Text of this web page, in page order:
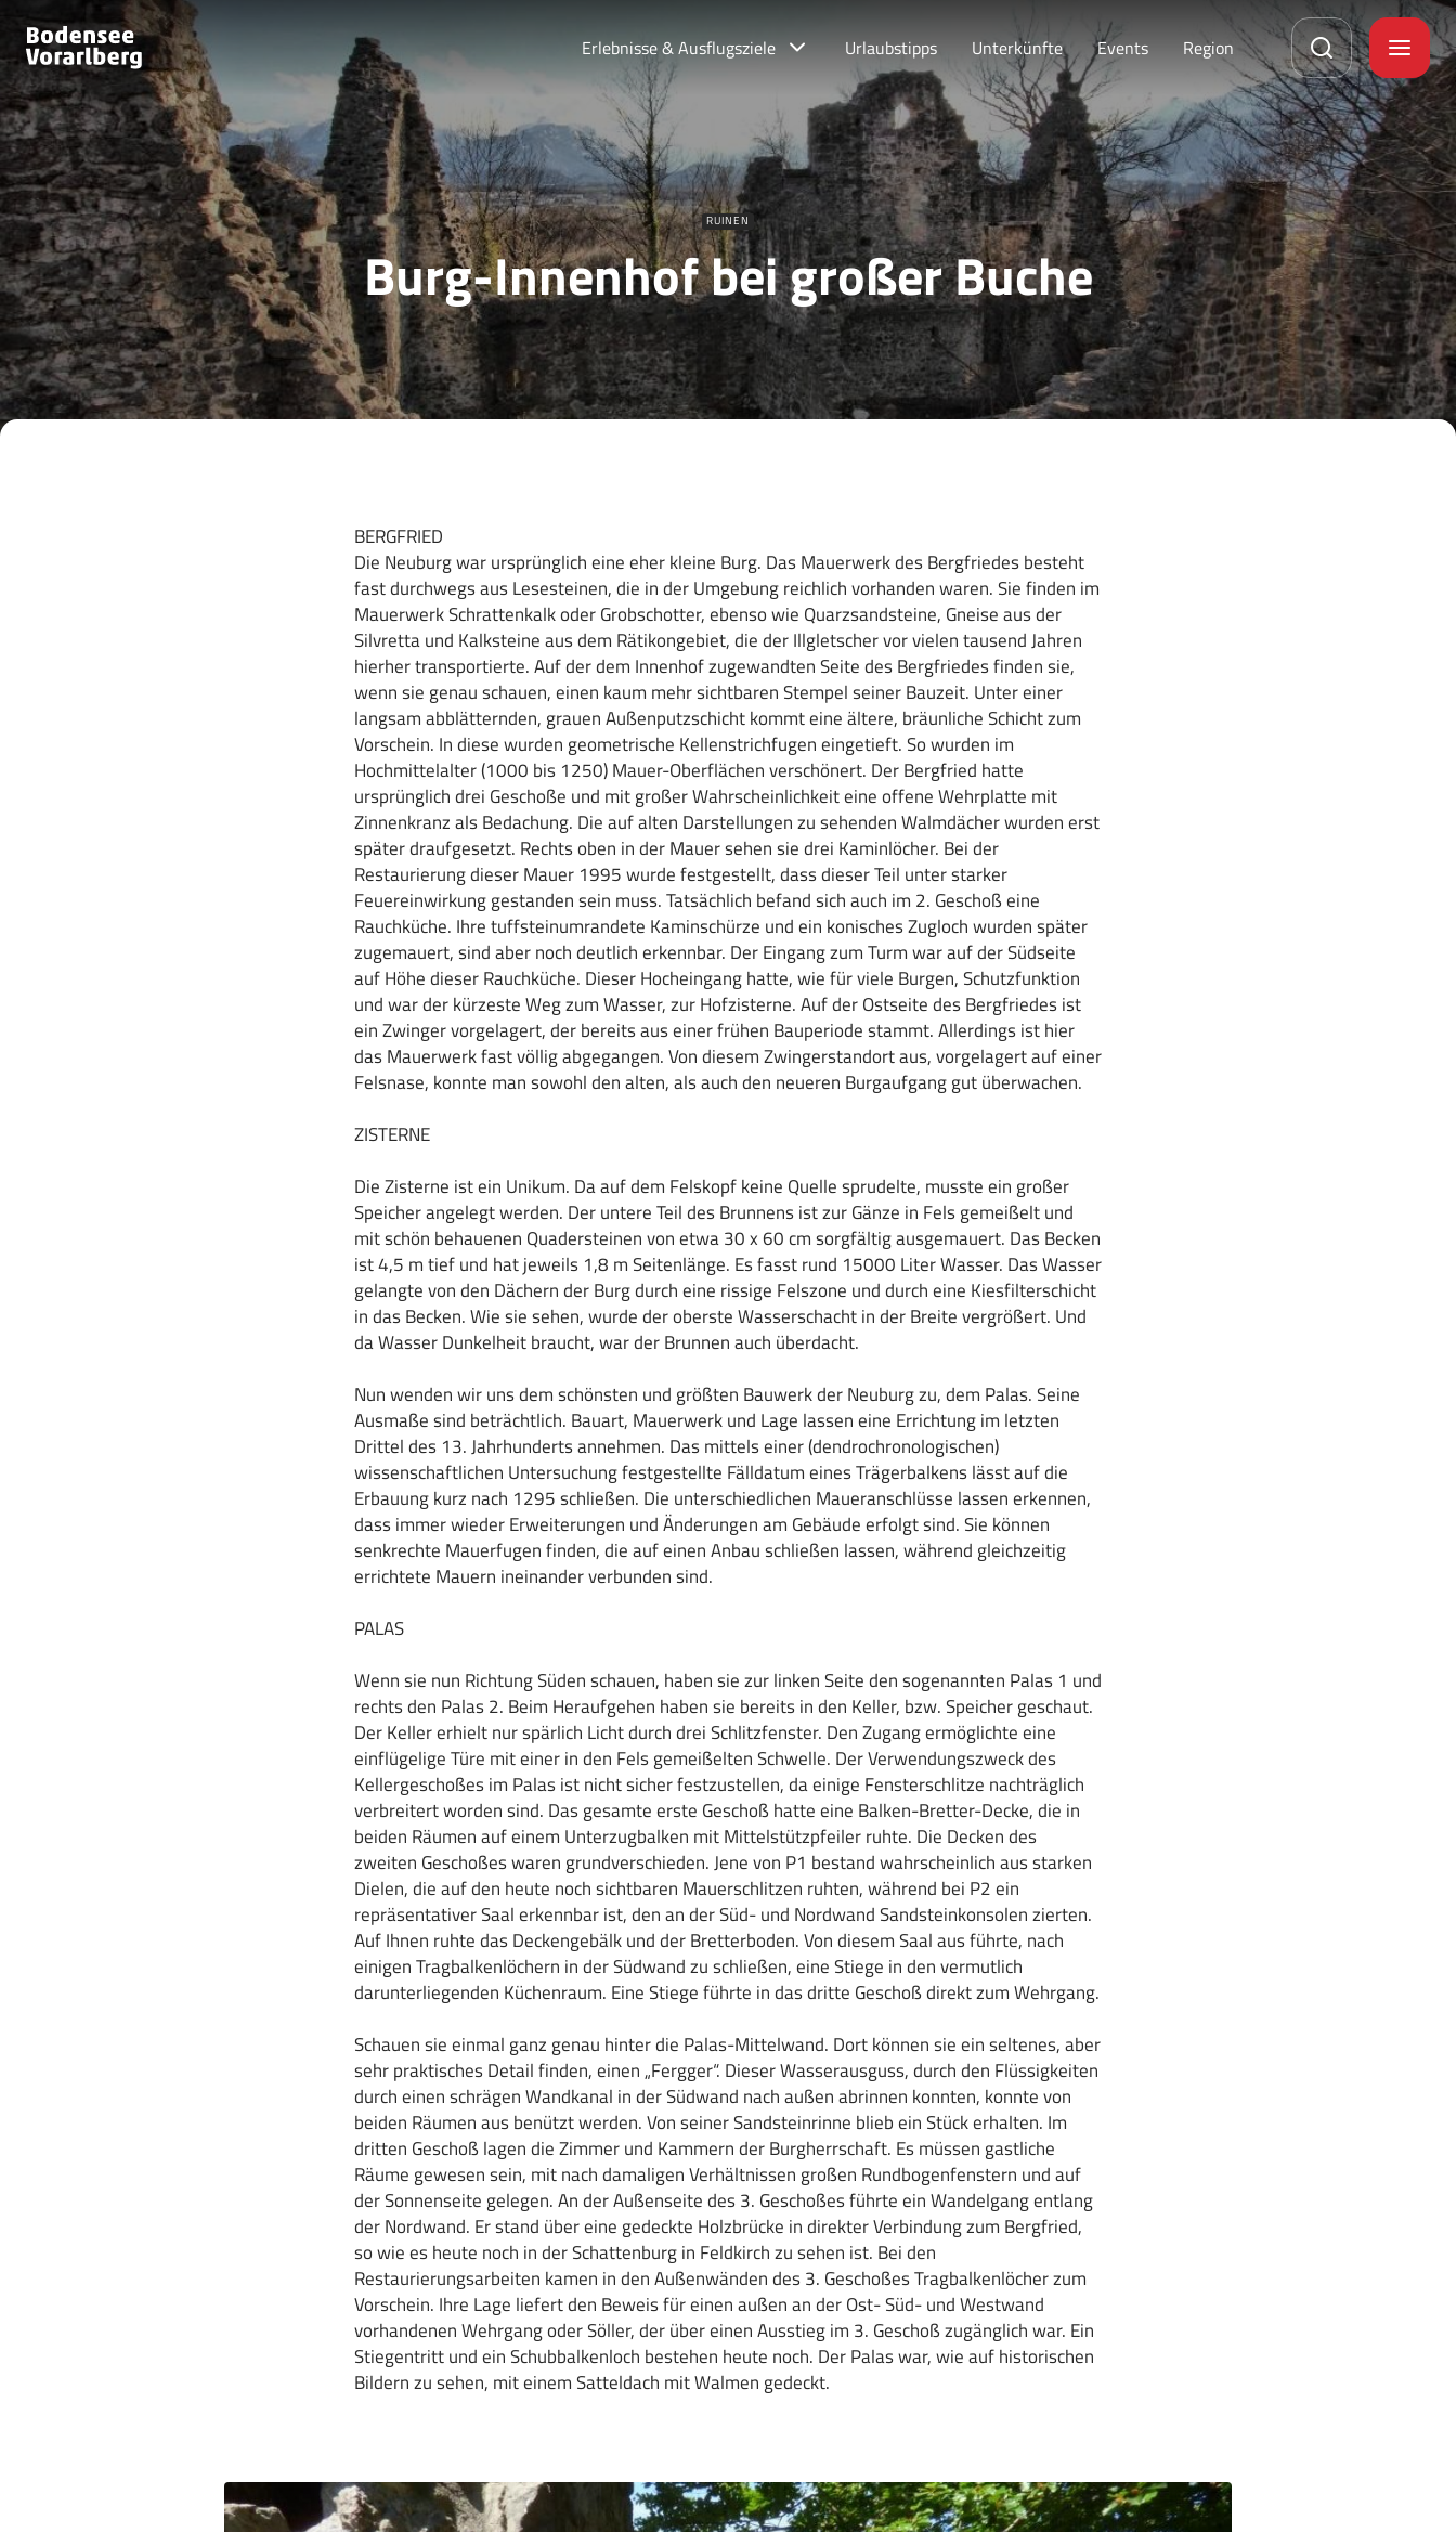
Erlebnisse & Ausflugsziele Urlaubstipps Unterkünfte Events Region
RUINEN
Burg-Innenhof bei großer Buche
BERGFRIED
Die Neuburg war ursprünglich eine eher kleine Burg. Das Mauerwerk des Bergfriedes besteht
fast durchwegs aus Lesesteinen, die in der Umgebung reichlich vorhanden waren. Sie finden im
Mauerwerk Schrattenkalk oder Grobschotter, ebenso wie Quarzsandsteine, Gneise aus der
Silvretta und Kalksteine aus dem Rätikongebiet, die der Illgletscher vor vielen tausend Jahren
hierher transportierte. Auf der dem Innenhof zugewandten Seite des Bergfriedes finden sie,
wenn sie genau schauen, einen kaum mehr sichtbaren Stempel seiner Bauzeit. Unter einer
langsam abblätternden, grauen Außenputzschicht kommt eine ältere, bräunliche Schicht zum
Vorschein. In diese wurden geometrische Kellenstrichfugen eingetieft. So wurden im
Hochmittelalter (1000 bis 1250) Mauer-Oberflächen verschönert. Der Bergfried hatte
ursprünglich drei Geschoße und mit großer Wahrscheinlichkeit eine offene Wehrplatte mit
Zinnenkranz als Bedachung. Die auf alten Darstellungen zu sehenden Walmdächer wurden erst
später draufgesetzt. Rechts oben in der Mauer sehen sie drei Kaminlöcher. Bei der
Restaurierung dieser Mauer 1995 wurde festgestellt, dass dieser Teil unter starker
Feuereinwirkung gestanden sein muss. Tatsächlich befand sich auch im 2. Geschoß eine
Rauchküche. Ihre tuffsteinumrandete Kaminschürze und ein konisches Zugloch wurden später
zugemauert, sind aber noch deutlich erkennbar. Der Eingang zum Turm war auf der Südseite
auf Höhe dieser Rauchküche. Dieser Hocheingang hatte, wie für viele Burgen, Schutzfunktion
und war der kürzeste Weg zum Wasser, zur Hofzisterne. Auf der Ostseite des Bergfriedes ist
ein Zwinger vorgelagert, der bereits aus einer frühen Bauperiode stammt. Allerdings ist hier
das Mauerwerk fast völlig abgegangen. Von diesem Zwingerstandort aus, vorgelagert auf einer
Felsnase, konnte man sowohl den alten, als auch den neueren Burgaufgang gut überwachen.
ZISTERNE
Die Zisterne ist ein Unikum. Da auf dem Felskopf keine Quelle sprudelte, musste ein großer
Speicher angelegt werden. Der untere Teil des Brunnens ist zur Gänze in Fels gemeißelt und
mit schön behauenen Quadersteinen von etwa 30 x 60 cm sorgfältig ausgemauert. Das Becken
ist 4,5 m tief und hat jeweils 1,8 m Seitenlänge. Es fasst rund 15000 Liter Wasser. Das Wasser
gelangte von den Dächern der Burg durch eine rissige Felszone und durch eine Kiesfilterschicht
in das Becken. Wie sie sehen, wurde der oberste Wasserschacht in der Breite vergrößert. Und
da Wasser Dunkelheit braucht, war der Brunnen auch überdacht.
Nun wenden wir uns dem schönsten und größten Bauwerk der Neuburg zu, dem Palas. Seine
Ausmaße sind beträchtlich. Bauart, Mauerwerk und Lage lassen eine Errichtung im letzten
Drittel des 13. Jahrhunderts annehmen. Das mittels einer (dendrochronologischen)
wissenschaftlichen Untersuchung festgestellte Fälldatum eines Trägerbalkens lässt auf die
Erbauung kurz nach 1295 schließen. Die unterschiedlichen Maueranschlüsse lassen erkennen,
dass immer wieder Erweiterungen und Änderungen am Gebäude erfolgt sind. Sie können
senkrechte Mauerfugen finden, die auf einen Anbau schließen lassen, während gleichzeitig
errichtete Mauern ineinander verbunden sind.
PALAS
Wenn sie nun Richtung Süden schauen, haben sie zur linken Seite den sogenannten Palas 1 und
rechts den Palas 2. Beim Heraufgehen haben sie bereits in den Keller, bzw. Speicher geschaut.
Der Keller erhielt nur spärlich Licht durch drei Schlitzfenster. Den Zugang ermöglichte eine
einflügelige Türe mit einer in den Fels gemeißelten Schwelle. Der Verwendungszweck des
Kellergeschoßes im Palas ist nicht sicher festzustellen, da einige Fensterschlitze nachträglich
verbreitert worden sind. Das gesamte erste Geschoß hatte eine Balken-Bretter-Decke, die in
beiden Räumen auf einem Unterzugbalken mit Mittelstützpfeiler ruhte. Die Decken des
zweiten Geschoßes waren grundverschieden. Jene von P1 bestand wahrscheinlich aus starken
Dielen, die auf den heute noch sichtbaren Mauerschlitzen ruhten, während bei P2 ein
repräsentativer Saal erkennbar ist, den an der Süd- und Nordwand Sandsteinkonsolen zierten.
Auf Ihnen ruhte das Deckengebälk und der Bretterboden. Von diesem Saal aus führte, nach
einigen Tragbalkenlöchern in der Südwand zu schließen, eine Stiege in den vermutlich
darunterliegenden Küchenraum. Eine Stiege führte in das dritte Geschoß direkt zum Wehrgang.
Schauen sie einmal ganz genau hinter die Palas-Mittelwand. Dort können sie ein seltenes, aber
sehr praktisches Detail finden, einen „Fergger“. Dieser Wasserausguss, durch den Flüssigkeiten
durch einen schrägen Wandkanal in der Südwand nach außen abrinnen konnten, konnte von
beiden Räumen aus benützt werden. Von seiner Sandsteinrinne blieb ein Stück erhalten. Im
dritten Geschoß lagen die Zimmer und Kammern der Burgherrschaft. Es müssen gastliche
Räume gewesen sein, mit nach damaligen Verhältnissen großen Rundbogenfenstern und auf
der Sonnenseite gelegen. An der Außenseite des 3. Geschoßes führte ein Wandelgang entlang
der Nordwand. Er stand über eine gedeckte Holzbrücke in direkter Verbindung zum Bergfried,
so wie es heute noch in der Schattenburg in Feldkirch zu sehen ist. Bei den
Restaurierungsarbeiten kamen in den Außenwänden des 3. Geschoßes Tragbalkenlöcher zum
Vorschein. Ihre Lage liefert den Beweis für einen außen an der Ost- Süd- und Westwand
vorhandenen Wehrgang oder Söller, der über einen Ausstieg im 3. Geschoß zugänglich war. Ein
Stiegentritt und ein Schubbalkenloch bestehen heute noch. Der Palas war, wie auf historischen
Bildern zu sehen, mit einem Satteldach mit Walmen gedeckt.